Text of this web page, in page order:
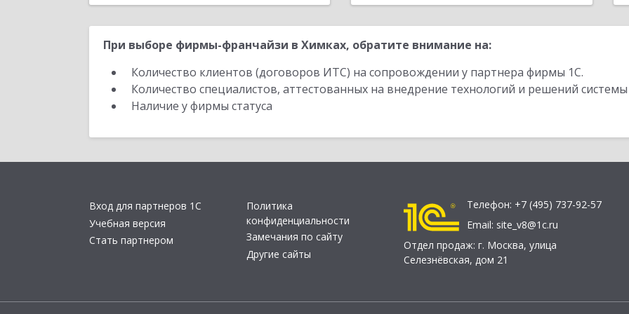
При выборе фирмы-франчайзи в Химках, обратите внимание на:
Количество клиентов (договоров ИТС) на сопровождении у партнера фирмы 1С.
Количество специалистов, аттестованных на внедрение технологий и решений
Наличие у фирмы статуса
Вход для партнеров 1С
Учебная версия
Стать партнером
Политика
конфиденциальности
Замечания по сайту
Другие сайты
Телефон: +7 (495) 737-92-57
Email: site_v8@1c.ru
Отдел продаж: г. Москва, улица
Селезнёвская, дом 21